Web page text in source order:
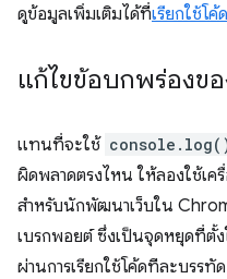
ดูข้อมูลเพิ่มเติมได้ที่เรียกใช้โ
แก้ไขข้อบกพร่องข
แทนที่จะใช้
ผิดพลาดตรงไหน ให้ลองใช้เค
สำหรับนักพัฒนาเว็บใน
เบรกพอยต์ ซึ่งเป็นจุดหยุดที่ตั้ง
ผ่านการเรียกใช้โค้ดทีละบรรทัด